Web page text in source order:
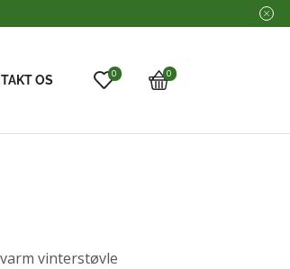
OS 0 0
varm vinterstøvle